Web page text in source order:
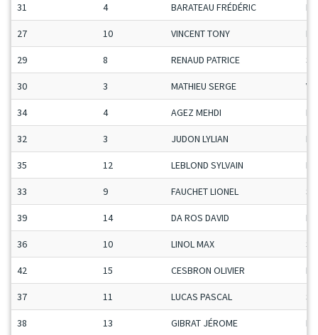
31 4 BARATEAU FRÉDÉRIC H-
27 10 VINCENT TONY
29 8 RENAUD PATRICE
30 3 MATHIEU SERGE
34 4 AGEZ MEHDI
32 3 JUDON LYLIAN
35 12 LEBLOND SYLVAIN
33 9 FAUCHET LIONEL
39 14 DA ROS DAVID
36 10 LINOL MAX
42 15 CESBRON OLIVIER
37 11 LUCAS PASCAL
38 13 GIBRAT JÉROME